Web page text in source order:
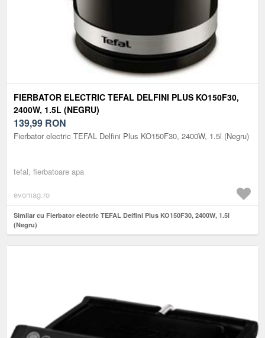
FIERBATOR ELECTRIC TEFAL DELFINI PLUS KO150F30,
2400W, 1.5L (NEGRU)
139,99 RON
Fierbator electric TEFAL Delfini Plus KO150F30, 2400W, 1.5l (Negru)
tefal, fierbatoare apa
evomag.ro
Similar cu Fierbator electric TEFAL Delfini Plus KO150F30, 2400W, 1.5l
(Negru)